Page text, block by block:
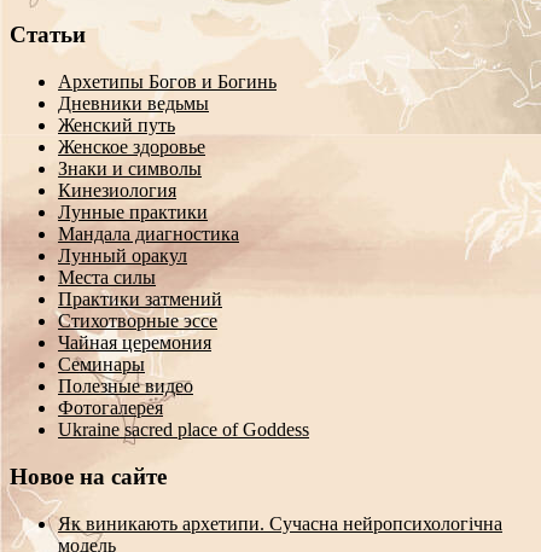
Статьи
Архетипы Богов и Богинь
Дневники ведьмы
Женский путь
Женское здоровье
Знаки и символы
Кинезиология
Лунные практики
Мандала диагностика
Лунный оракул
Места силы
Практики затмений
Стихотворные эссе
Чайная церемония
Семинары
Полезные видео
Фотогалерея
Ukraine sacred place of Goddess
Новое на сайте
Як виникають архетипи. Сучасна нейропсихологічна
модель